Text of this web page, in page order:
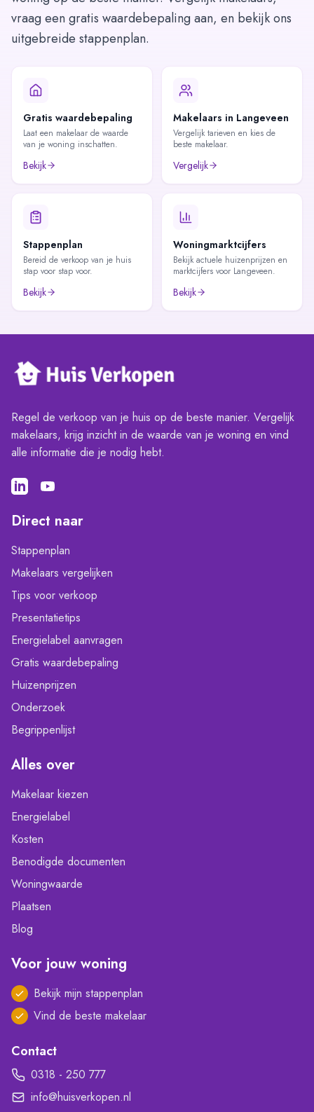
vraag een gratis waardebepaling aan, en bekijk ons
uitgebreide stappenplan.
Gratis waardebepaling
Laat een makelaar de waarde
van je woning inschatten.
Bekijk
Makelaars in Langeveen
Vergelijk tarieven en kies de
beste makelaar.
Vergelijk
Stappenplan
Bereid de verkoop van je huis
stap voor stap voor.
Bekijk
Woningmarktcijfers
Bekijk actuele huizenprijzen en
marktcijfers voor Langeveen.
Bekijk
Regel de verkoop van je huis op de beste manier. Vergelijk
makelaars, krijg inzicht in de waarde van je woning en vind
alle informatie die je nodig hebt.
Direct naar
Stappenplan
Makelaars vergelijken
Tips voor verkoop
Presentatietips
Energielabel aanvragen
Gratis waardebepaling
Huizenprijzen
Onderzoek
Begrippenlijst
Alles over
Makelaar kiezen
Energielabel
Kosten
Benodigde documenten
Woningwaarde
Plaatsen
Blog
Voor jouw woning
Bekijk mijn stappenplan
Vind de beste makelaar
Contact
0318 - 250 777
info@huisverkopen.nl